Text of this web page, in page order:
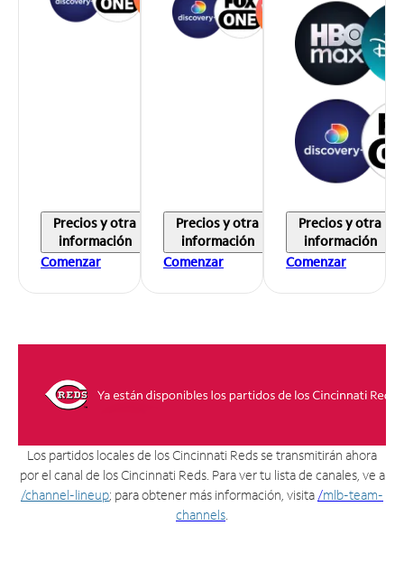
Precios y otra
información
Comenzar
Precios y otra
información
Comenzar
Precios y otra
información
Comenzar
Los partidos locales de los Cincinnati Reds se transmitirán ahora
por el canal de los Cincinnati Reds. Para ver tu lista de canales, ve a
/channel-lineup; para obtener más información, visita /mlb-team-
channels